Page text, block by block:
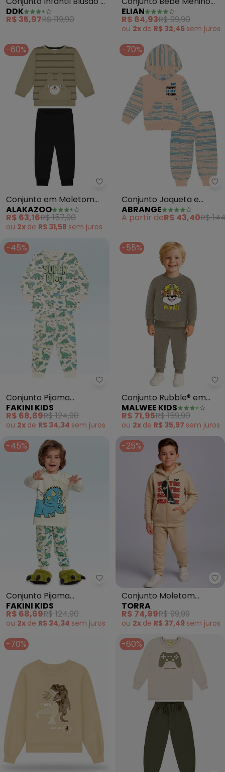
Calça (Bege)
DDK
R$ 35,97R$ 119,90
Tricolor Dinossauro
(Bege)
ELIAN
R$ 64,93R$ 99,90
ou 2x de R$ 32,46 sem juros
-60%
Alakazoo - Conjunto em
Conjunto em Moletom
Felpado de Algodão
(Bege)
ALAKAZOO
R$ 63,16R$ 157,90
ou 2x de R$ 31,58 sem juros
-70%
Conjunto Jaqueta e
Calça Riscado Baby
(Bege)
ABRANGE
A partir deR$ 43,40R$
-45%
Fakini Kids - Conjunto Pijama
Conjunto Pijama
Camiseta e Calça (Bege)
FAKINI KIDS
R$ 68,69R$ 124,90
ou 2x de R$ 34,34 sem juros
-55%
Conjunto Rubble® em
Moletinho (Bege)
MALWEE KIDS
R$ 71,95R$ 159,90
ou 2x de R$ 35,97 sem juros
-45%
Fakini Kids - Conjunto Pijama
Conjunto Pijama
Camiseta e Calça (Bege)
FAKINI KIDS
R$ 68,69R$ 124,90
ou 2x de R$ 34,34 sem juros
-25%
Conjunto Moletom
Infantil Peluciado Capuz
(Bege)
TORRA
R$ 74,99R$ 99,99
ou 2x de R$ 37,49 sem juros
-70% -60%